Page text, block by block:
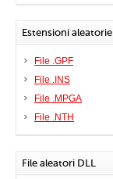
Estensioni aleatorie
File .GPF
File .INS
File .MPGA
File .NTH
File aleatori DLL